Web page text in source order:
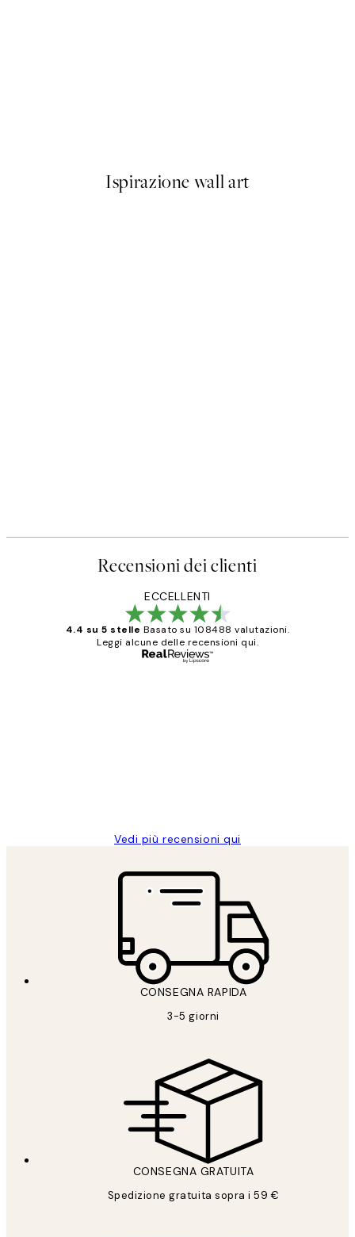
Ispirazione wall art
Recensioni dei clienti
ECCELLENTI
4.4 su 5 stelle Basato su 108488 valutazioni.
Leggi alcune delle recensioni qui.
Vedi più recensioni qui
CONSEGNA RAPIDA
3-5 giorni
CONSEGNA GRATUITA
Spedizione gratuita sopra i 59 €